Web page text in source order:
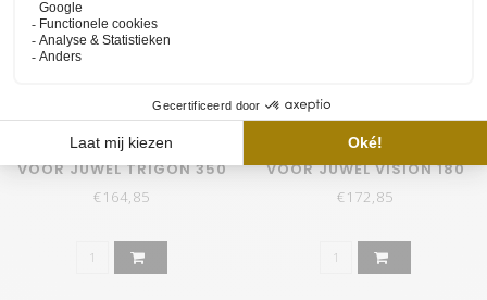
HVP LED-SET BASIC
VOOR JUWEL TRIGON 350
€164,85
HVP LED-SET BASIC
VOOR JUWEL VISION 180
€172,85